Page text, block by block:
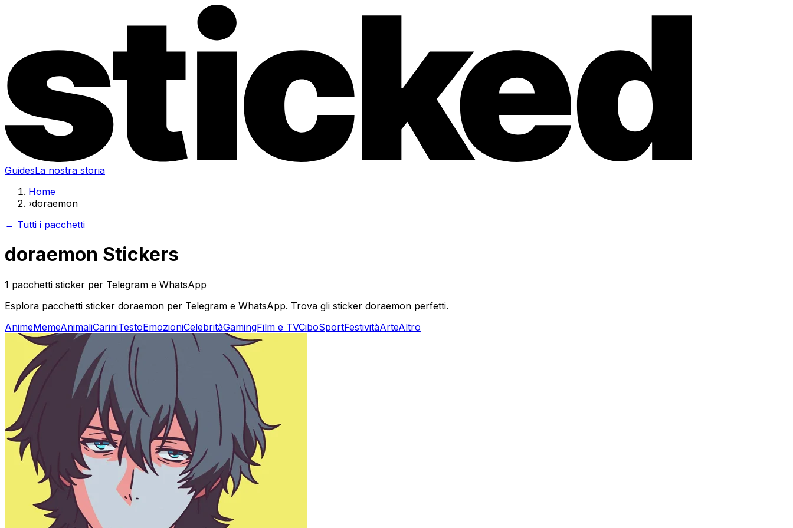
GuidesLa nostra storia
Home
›doraemon
← Tutti i pacchetti
doraemon Stickers
1 pacchetti sticker per Telegram e WhatsApp
Esplora pacchetti sticker doraemon per Telegram e WhatsApp. Trova gli sticker doraemon perfetti.
AnimeMemeAnimaliCariniTestoEmozioniCelebritàGamingFilm e TVCiboSportFestivitàArteAltro